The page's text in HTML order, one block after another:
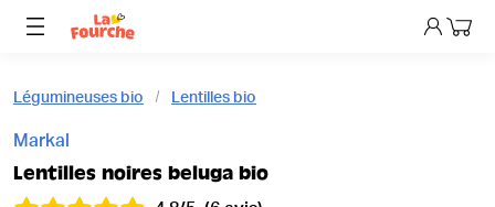
Mon
Légumineuses bio Lentilles bio
Markal
Lentilles noires beluga bio